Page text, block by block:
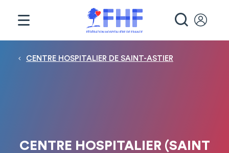
Fil d'Ariane
CENTRE HOSPITALIER DE SAINT-ASTIER
CENTRE HOSPITALIER (SAINT
Panneau de gestion des cookies